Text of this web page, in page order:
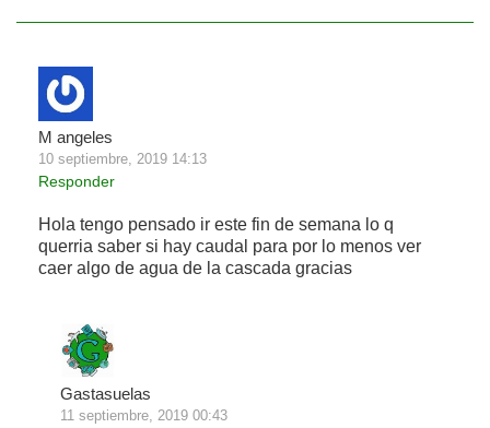
M angeles
10 septiembre, 2019 14:13
Responder
Hola tengo pensado ir este fin de semana lo q
querria saber si hay caudal para por lo menos ver
caer algo de agua de la cascada gracias
Gastasuelas
11 septiembre, 2019 00:43